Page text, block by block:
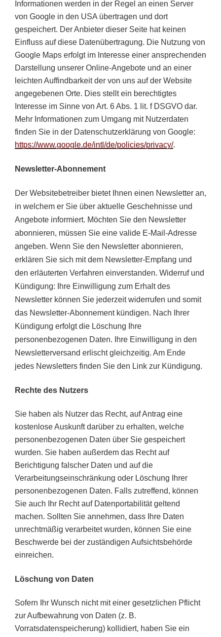
Informationen werden in der Regel an einen Server
von Google in den USA übertragen und dort
gespeichert. Der Anbieter dieser Seite hat keinen
Einfluss auf diese Datenübertragung. Die Nutzung von
Google Maps erfolgt im Interesse einer ansprechenden
Darstellung unserer Online-Angebote und an einer
leichten Auffindbarkeit der von uns auf der Website
angegebenen Orte. Dies stellt ein berechtigtes
Interesse im Sinne von Art. 6 Abs. 1 lit. f DSGVO dar.
Mehr Informationen zum Umgang mit Nutzerdaten
finden Sie in der Datenschutzerklärung von Google:
https://www.google.de/intl/de/policies/privacy/.
Newsletter-Abonnement
Der Websitebetreiber bietet Ihnen einen Newsletter an,
in welchem er Sie über aktuelle Geschehnisse und
Angebote informiert. Möchten Sie den Newsletter
abonnieren, müssen Sie eine valide E-Mail-Adresse
angeben. Wenn Sie den Newsletter abonnieren,
erklären Sie sich mit dem Newsletter-Empfang und
den erläuterten Verfahren einverstanden. Widerruf und
Kündigung: Ihre Einwilligung zum Erhalt des
Newsletter können Sie jederzeit widerrufen und somit
das Newsletter-Abonnement kündigen. Nach Ihrer
Kündigung erfolgt die Löschung Ihre
personenbezogenen Daten. Ihre Einwilligung in den
Newsletterversand erlischt gleichzeitig. Am Ende
jedes Newsletters finden Sie den Link zur Kündigung.
Rechte des Nutzers
Sie haben als Nutzer das Recht, auf Antrag eine
kostenlose Auskunft darüber zu erhalten, welche
personenbezogenen Daten über Sie gespeichert
wurden. Sie haben außerdem das Recht auf
Berichtigung falscher Daten und auf die
Verarbeitungseinschränkung oder Löschung Ihrer
personenbezogenen Daten. Falls zutreffend, können
Sie auch Ihr Recht auf Datenportabilität geltend
machen. Sollten Sie annehmen, dass Ihre Daten
unrechtmäßig verarbeitet wurden, können Sie eine
Beschwerde bei der zuständigen Aufsichtsbehörde
einreichen.
Löschung von Daten
Sofern Ihr Wunsch nicht mit einer gesetzlichen Pflicht
zur Aufbewahrung von Daten (z. B.
Vorratsdatenspeicherung) kollidiert, haben Sie ein